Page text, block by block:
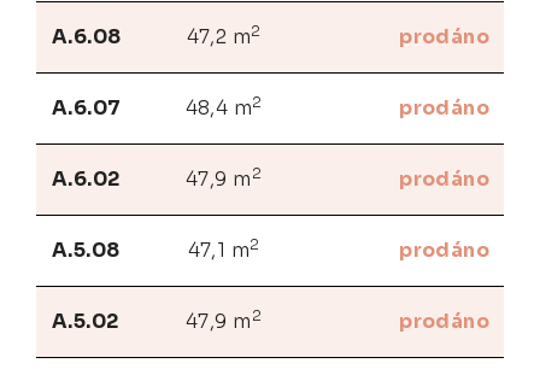
A.6.08 47,2 m2 prodáno
A.6.07 48,4 m2 prodáno
A.6.02 47,9 m 2 prodáno
A.5.08 47,1 m2 prodáno
A.5.02 47,9 m 2 prodáno